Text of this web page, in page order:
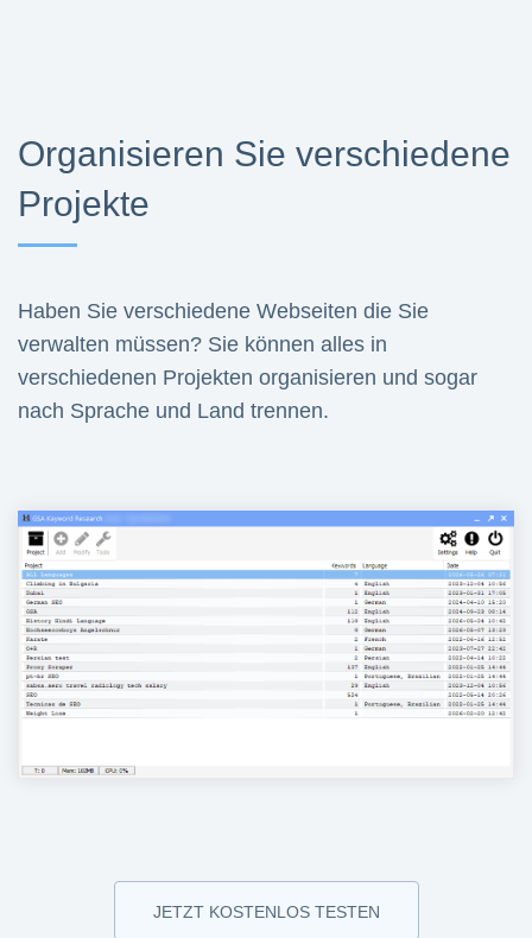
Organisieren Sie verschiedene
Projekte
Haben Sie verschiedene Webseiten die Sie
verwalten müssen? Sie können alles in
verschiedenen Projekten organisieren und sogar
nach Sprache und Land trennen.
JETZT KOSTENLOS TESTEN